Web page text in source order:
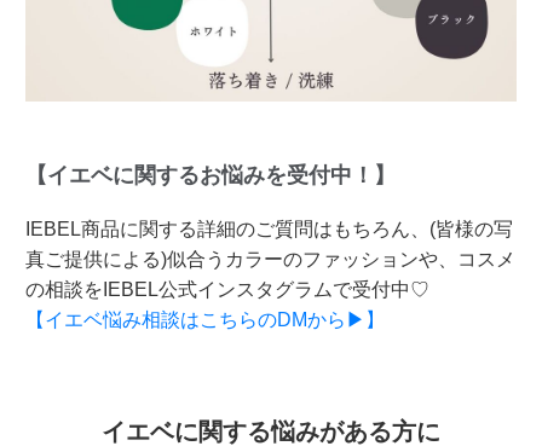
【イエベに関するお悩みを受付中！】
IEBEL商品に関する詳細のご質問はもちろん、(皆様の写
真ご提供による)似合うカラーのファッションや、コスメ
の相談をIEBEL公式インスタグラムで受付中♡
【イエベ悩み相談はこちらのDMから▶】
イエベに関する悩みがある方に